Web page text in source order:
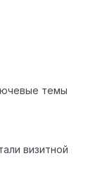
темы
визитной